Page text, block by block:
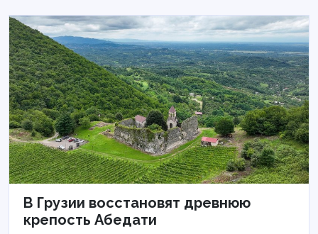
В Грузии восстановят древнюю
крепость Абедати